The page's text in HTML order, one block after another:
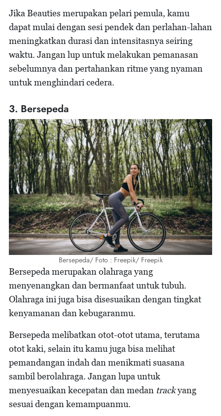
Jika Beauties merupakan pelari pemula, kamu
dapat mulai dengan sesi pendek dan perlahan-lahan
meningkatkan durasi dan intensitasnya seiring
waktu. Jangan lup untuk melakukan pemanasan
sebelumnya dan pertahankan ritme yang nyaman
untuk menghindari cedera.
3. Bersepeda
Bersepeda/ Foto : Freepik/ Freepik
Bersepeda merupakan olahraga yang
menyenangkan dan bermanfaat untuk tubuh.
Olahraga ini juga bisa disesuaikan dengan tingkat
kenyamanan dan kebugaranmu.
Bersepeda melibatkan otot-otot utama, terutama
otot kaki, selain itu kamu juga bisa melihat
pemandangan indah dan menikmati suasana
sambil berolahraga. Jangan lupa untuk
menyesuaikan kecepatan dan medan trackyang
sesuai dengan kemampuanmu.